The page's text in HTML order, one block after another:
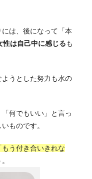
には、後になって「本
性は自己中に感じるも
うとした努力も水の
何でもいい」と言っ
ものです。
う付き合いきれな